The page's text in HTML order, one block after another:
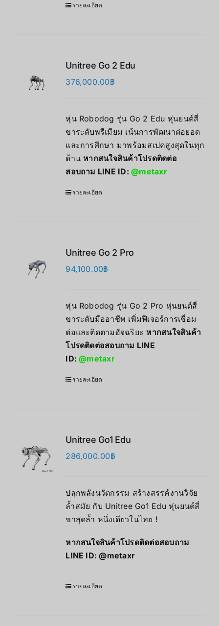
รายละเอียด
Unitree Go 2 Edu
376,000.00฿
หุ่น Robodog รุ่น Go 2 Edu หุ่นยนต์สี่
ขาระดับพรีเมียม เน้นการพัฒนาต่อยอด
และการศึกษา มาพร้อมสเปคสูงสุดในทุก
ด้าน หากสนใจสินค้าโปรดติดต่อ
สอบถาม LINE ID:@metaxr
รายละเอียด
Unitree Go 2 Pro
94,100.00฿
หุ่น Robodog รุ่น Go 2 Pro หุ่นยนต์สี่
ขาระดับมืออาชีพ เพิ่มฟีเจอร์การเชื่อม
ต่อและติดตามอัจฉริยะ หากสนใจสินค้า
โปรดติดต่อสอบถาม LINE
ID:@metaxr
รายละเอียด
Unitree Go1 Edu
286,000.00฿
ปลุกพลังนวัตกรรม สร้างสรรค์งานวิจัย
ล้ำสมัย กับ Unitree Go1 Edu หุ่นยนต์สี่
ขาสุดล้ำ หนึ่งเดียวในไทย !
หากสนใจสินค้าโปรดติดต่อสอบถาม
LINE ID:@metaxr
รายละเอียด